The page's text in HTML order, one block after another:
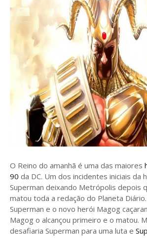
O Reino do amanhã é uma das maiores
90 da DC. Um dos incidentes iniciais da
Superman deixando Metrópolis depois
matou toda a redação do Planeta Diário.
Superman e o novo herói Magog
Magog o alcançou primeiro e o matou.
desafiaria Superman para uma luta e